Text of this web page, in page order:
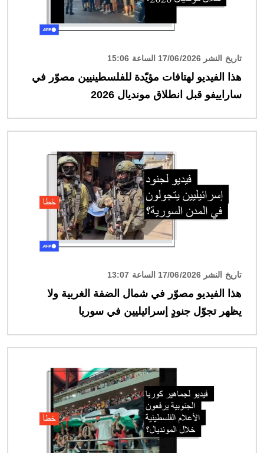
تاريخ النشر 17/06/2026 الساعة 15:06
هذا الفيديو لهتافات مؤيّدة للفلسطينيين مصوّر في
ساراييفو قبل انطلاق مونديال 2026
تاريخ النشر 17/06/2026 الساعة 13:07
هذا الفيديو مصوّر في شمال الضفة الغربية ولا
يظهر تجوّل جنودٍ إسرائيليين في سوريا